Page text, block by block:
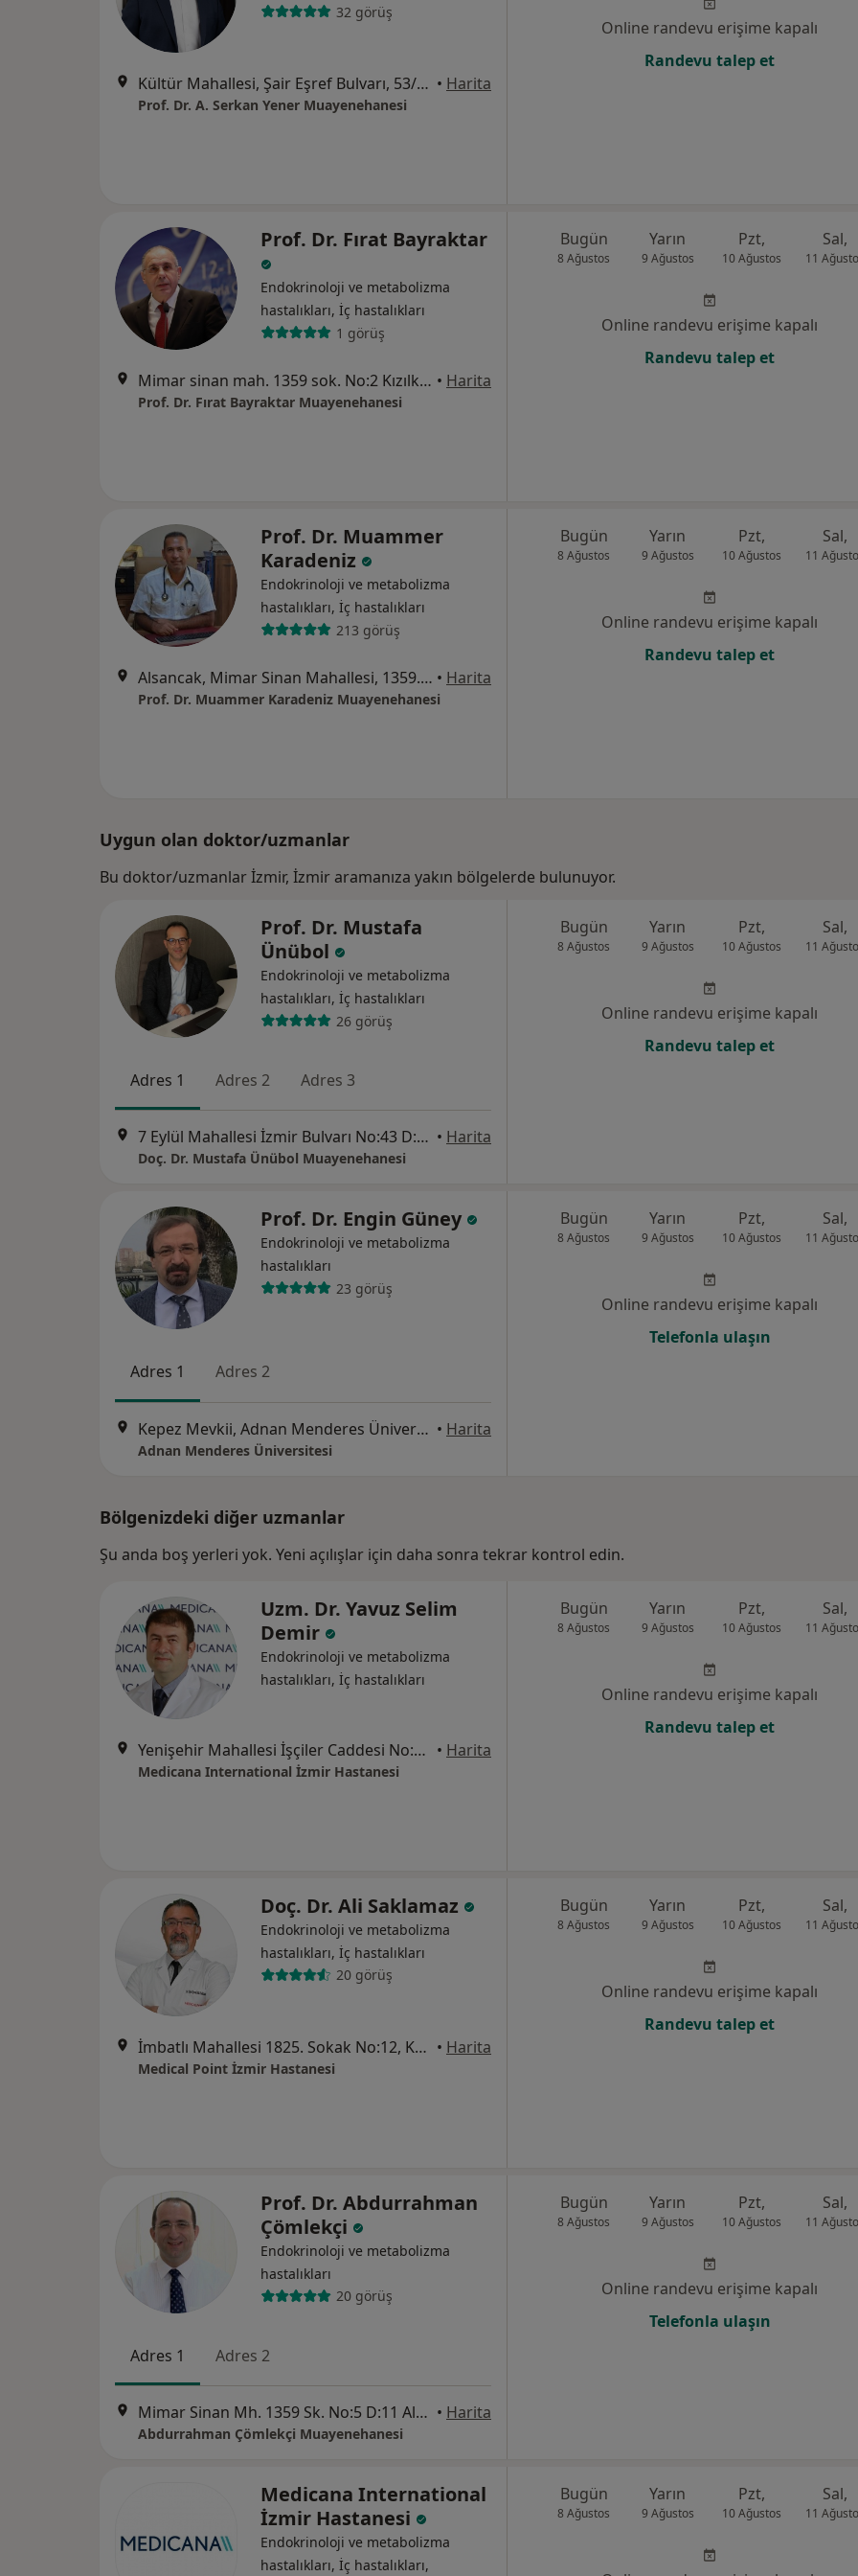
32 görüş
Kültür Mahallesi, Şair Eşref Bulvarı, 53/2 Alsancak, İzmir • Harita
Prof. Dr. A. Serkan Yener Muayenehanesi
Online randevu erişime kapalı
Randevu talep et
Prof. Dr. Fırat Bayraktar
Endokrinoloji ve metabolizma
hastalıkları, İç hastalıkları
1 görüş
Mimar sinan mah. 1359 sok. No:2 Kızılkanat Sağlık Sitesi A Blok Kat:4 Daire:42, İzmir • Harita
Prof. Dr. Fırat Bayraktar Muayenehanesi
Bugün
8 Ağustos
Yarın
9 Ağustos
Pzt,
10 Ağustos
Sal,
11
Online randevu erişime kapalı
Randevu talep et
Prof. Dr. Muammer
Karadeniz
Endokrinoloji ve metabolizma
hastalıkları, İç hastalıkları
213 görüş
Alsancak, Mimar Sinan Mahallesi, 1359. Sk. Kızılkanat Sağlık Sitesi No:2 A Blok, Kat:3 Daire:32, İzmir • Harita
Prof. Dr. Muammer Karadeniz Muayenehanesi
Bugün
8 Ağustos
Yarın
9 Ağustos
Pzt,
10 Ağustos
Sal,
11
Online randevu erişime kapalı
Randevu talep et
Uygun olan doktor/uzmanlar
Bu doktor/uzmanlar İzmir, İzmir aramanıza yakın bölgelerde bulunuyor.
Prof. Dr. Mustafa
Ünübol
Endokrinoloji ve metabolizma
hastalıkları, İç hastalıkları
26 görüş
Adres 1 Adres 2 Adres 3
7 Eylül Mahallesi İzmir Bulvarı No:43 D:1, Aydın • Harita
Doç. Dr. Mustafa Ünübol Muayenehanesi
Bugün
8 Ağustos
Yarın
9 Ağustos
Pzt,
10 Ağustos
Sal,
11
Online randevu erişime kapalı
Randevu talep et
Prof. Dr. Engin Güney
Endokrinoloji ve metabolizma
hastalıkları
23 görüş
Adres 1 Adres 2
Kepez Mevkii, Adnan Menderes Üniversitesi Merkez Kampüsü, Efeler/Aydın, Aydın • Harita
Adnan Menderes Üniversitesi
Bugün
8 Ağustos
Yarın
9 Ağustos
Pzt,
10 Ağustos
Sal,
11
Online randevu erişime kapalı
Telefonla ulaşın
Bölgenizdeki diğer uzmanlar
Şu anda boş yerleri yok. Yeni açılışlar için daha sonra tekrar kontrol edin.
Uzm. Dr. Yavuz Selim
Demir
Endokrinoloji ve metabolizma
hastalıkları, İç hastalıkları
Yenişehir Mahallesi İşçiler Caddesi No:126, Konak • Harita
Medicana International İzmir Hastanesi
Bugün
8 Ağustos
Yarın
9 Ağustos
Pzt,
10 Ağustos
Sal,
11
Online randevu erişime kapalı
Randevu talep et
Doç. Dr. Ali Saklamaz
Endokrinoloji ve metabolizma
hastalıkları, İç hastalıkları
20 görüş
İmbatlı Mahallesi 1825. Sokak No:12, Karşıyaka • Harita
Medical Point İzmir Hastanesi
Bugün
8 Ağustos
Yarın
9 Ağustos
Pzt,
10 Ağustos
Sal,
11
Online randevu erişime kapalı
Randevu talep et
Prof. Dr. Abdurrahman
Çömlekçi
Endokrinoloji ve metabolizma
hastalıkları
20 görüş
Adres 1 Adres 2
Mimar Sinan Mh. 1359 Sk. No:5 D:11 Alsancak, Konak • Harita
Abdurrahman Çömlekçi Muayenehanesi
Bugün
8 Ağustos
Yarın
9 Ağustos
Pzt,
10 Ağustos
Sal,
11
Online randevu erişime kapalı
Telefonla ulaşın
Medicana International
İzmir Hastanesi
Endokrinoloji ve metabolizma
hastalıkları, İç hastalıkları,
Bugün
8 Ağustos
Yarın
9 Ağustos
Pzt,
10 Ağustos
Sal,
11